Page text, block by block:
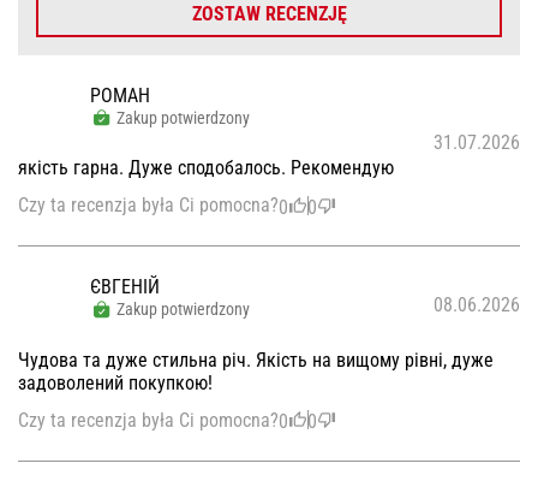
ZOSTAW RECENZJĘ
РОМАН
Zakup potwierdzony
31.07.2026
якість гарна. Дуже сподобалось. Рекомендую
Czy ta recenzja była Ci pomocna?0 0
ЄВГЕНІЙ
Zakup potwierdzony 08.06.2026
Чудова та дуже стильна річ. Якість на вищому рівні, дуже
задоволений покупкою!
Czy ta recenzja była Ci pomocna?0 0